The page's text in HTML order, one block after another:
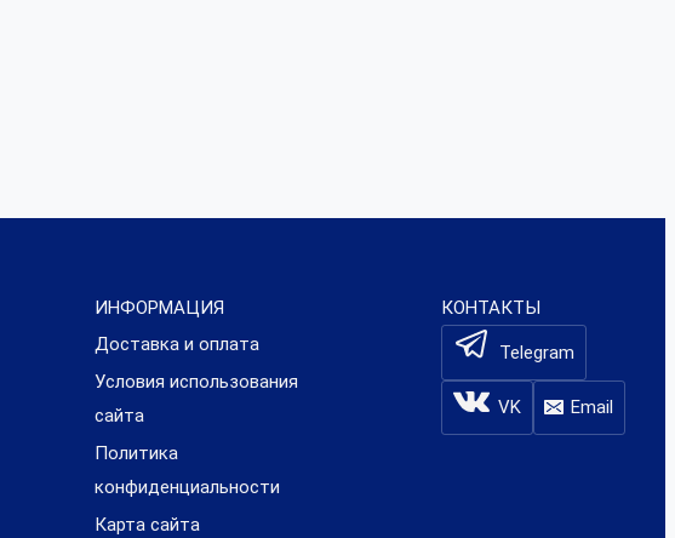
ИНФОРМАЦИЯ
Доставка и оплата
Условия использования
сайта
Политика
конфиденциальности
Карта сайта
КОНТАКТЫ
Telegram
VK Email